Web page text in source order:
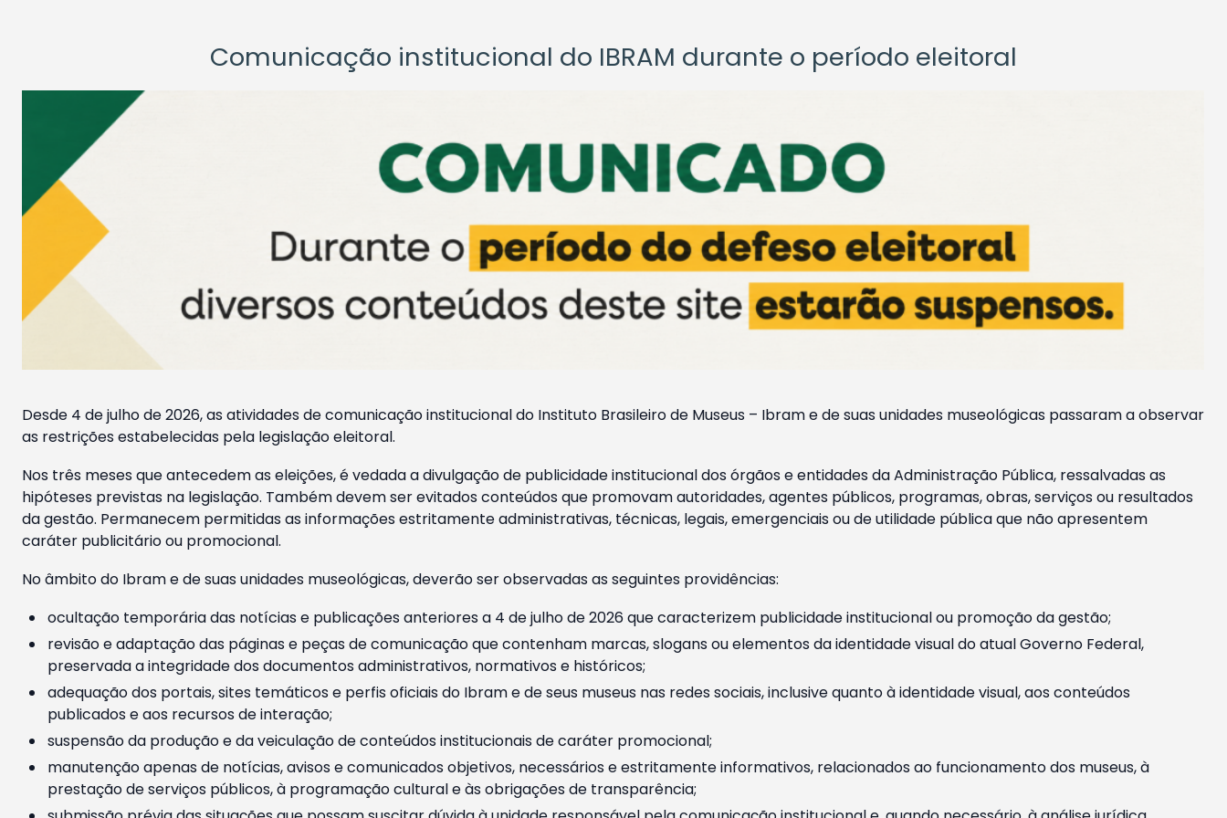
Comunicação institucional do IBRAM durante o período eleitoral
Desde 4 de julho de 2026, as atividades de comunicação institucional do Instituto Brasileiro de Museus – Ibram e de suas unidades museológicas passaram a observar
as restrições estabelecidas pela legislação eleitoral.
Nos três meses que antecedem as eleições, é vedada a divulgação de publicidade institucional dos órgãos e entidades da Administração Pública, ressalvadas as
hipóteses previstas na legislação. Também devem ser evitados conteúdos que promovam autoridades, agentes públicos, programas, obras, serviços ou resultados
da gestão. Permanecem permitidas as informações estritamente administrativas, técnicas, legais, emergenciais ou de utilidade pública que não apresentem
caráter publicitário ou promocional.
No âmbito do Ibram e de suas unidades museológicas, deverão ser observadas as seguintes providências:
ocultação temporária das notícias e publicações anteriores a 4 de julho de 2026 que caracterizem publicidade institucional ou promoção da gestão;
revisão e adaptação das páginas e peças de comunicação que contenham marcas, slogans ou elementos da identidade visual do atual Governo Federal,
preservada a integridade dos documentos administrativos, normativos e históricos;
adequação dos portais, sites temáticos e perfis oficiais do Ibram e de seus museus nas redes sociais, inclusive quanto à identidade visual, aos conteúdos
publicados e aos recursos de interação;
suspensão da produção e da veiculação de conteúdos institucionais de caráter promocional;
manutenção apenas de notícias, avisos e comunicados objetivos, necessários e estritamente informativos, relacionados ao funcionamento dos museus, à
prestação de serviços públicos, à programação cultural e às obrigações de transparência;